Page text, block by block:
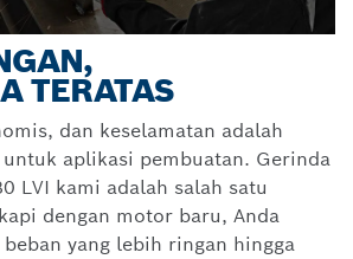
TERATAS
dan keselamatan adalah
aplikasi pembuatan. Gerinda
LVI kami adalah salah satu
dengan motor baru, Anda
yang lebih ringan hingga